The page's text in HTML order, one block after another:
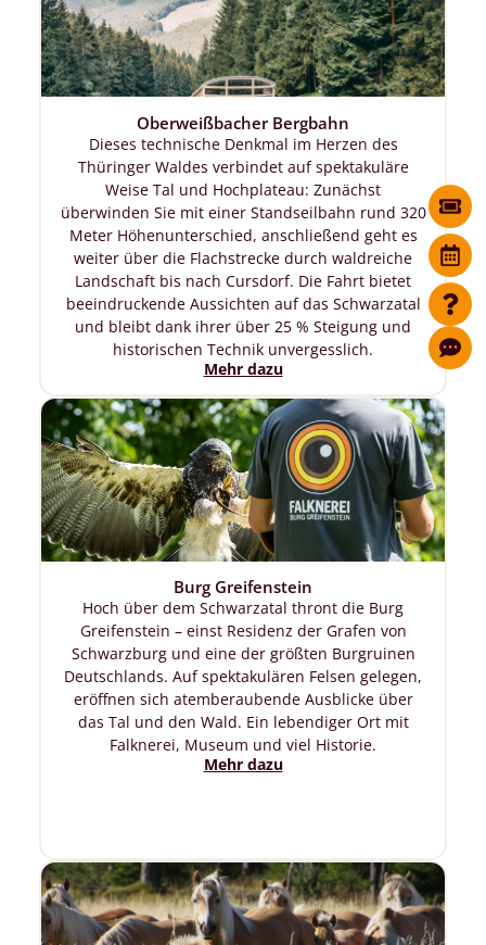
Oberweißbacher Bergbahn
Dieses technische Denkmal im Herzen des
Thüringer Waldes verbindet auf spektakuläre
Weise Tal und Hochplateau: Zunächst
überwinden Sie mit einer Standseilbahn rund 320
Meter Höhenunterschied, anschließend geht es
weiter über die Flachstrecke durch waldreiche
Landschaft bis nach Cursdorf. Die Fahrt bietet
beeindruckende Aussichten auf das Schwarzatal
und bleibt dank ihrer über 25 % Steigung und
historischen Technik unvergesslich.
Mehr dazu
Burg Greifenstein
Hoch über dem Schwarzatal thront die Burg
Greifenstein – einst Residenz der Grafen von
Schwarzburg und eine der größten Burgruinen
Deutschlands. Auf spektakulären Felsen gelegen,
eröffnen sich atemberaubende Ausblicke über
das Tal und den Wald. Ein lebendiger Ort mit
Falknerei, Museum und viel Historie.
Mehr dazu